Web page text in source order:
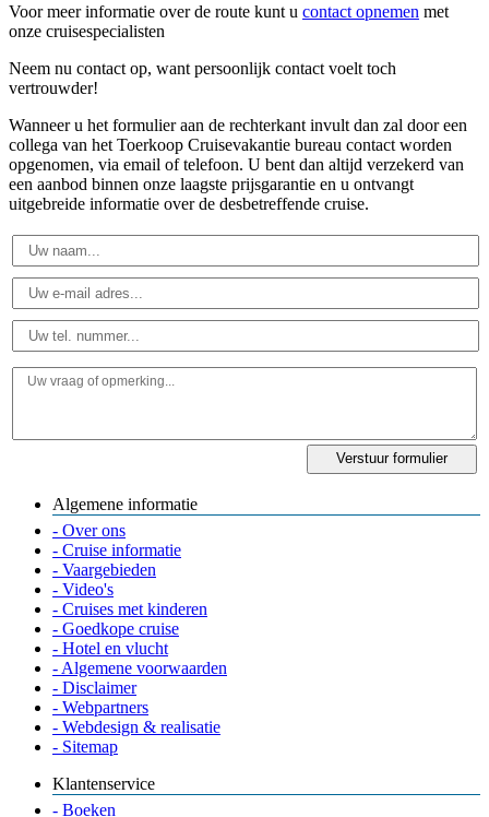
Voor meer informatie over de route kunt u contact opnemen met
onze cruisespecialisten
Neem nu contact op, want persoonlijk contact voelt toch
vertrouwder!
Wanneer u het formulier aan de rechterkant invult dan zal door een
collega van het Toerkoop Cruisevakantie bureau contact worden
opgenomen, via email of telefoon. U bent dan altijd verzekerd van
een aanbod binnen onze laagste prijsgarantie en u ontvangt
uitgebreide informatie over de desbetreffende cruise.
Algemene informatie
- Over ons
- Cruise informatie
- Vaargebieden
- Video's
- Cruises met kinderen
- Goedkope cruise
- Hotel en vlucht
- Algemene voorwaarden
- Disclaimer
- Webpartners
- Webdesign & realisatie
- Sitemap
Klantenservice
- Boeken